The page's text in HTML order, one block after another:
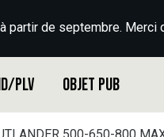
de septembre. Merci
PLV Objet Pub